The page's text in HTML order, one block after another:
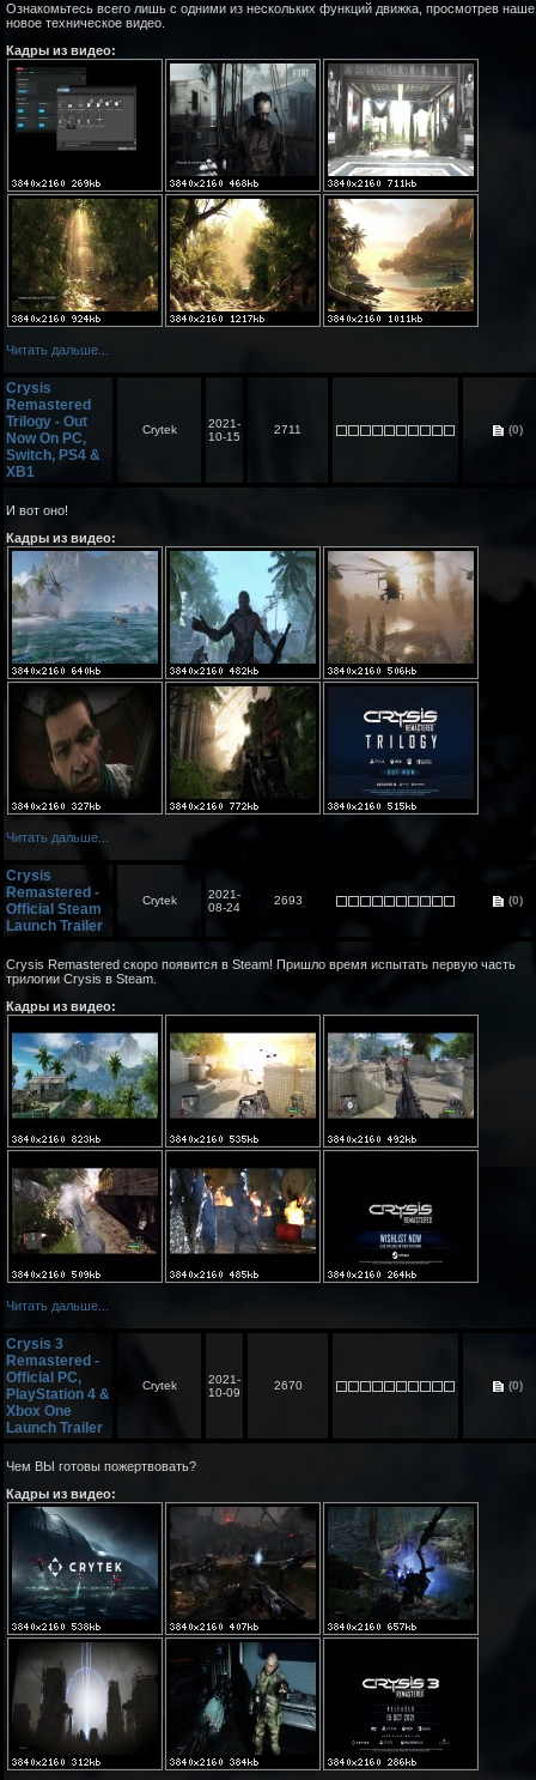
Ознакомьтесь всего лишь с одними из нескольких функций движка, просмотрев наше
новое техническое видео.
Кадры из видео:
Читать дальше...
Crysis
Remastered
Trilogy - Out
Now On PC,
Switch, PS4 &
XB1
Crytek
2021-
10-15
2711 (0)
И вот оно!
Кадры из видео:
Читать дальше...
Crysis
Remastered -
Official Steam
Launch Trailer
Crytek
2021-
08-24
2693 (0)
Crysis Remastered скоро появится в Steam! Пришло время испытать первую часть
трилогии Crysis в Steam.
Кадры из видео:
Читать дальше...
Crysis 3
Remastered -
Official PC,
PlayStation 4 &
Xbox One
Launch Trailer
Crytek
2021-
10-09
2670 (0)
Чем ВЫ готовы пожертвовать?
Кадры из видео: